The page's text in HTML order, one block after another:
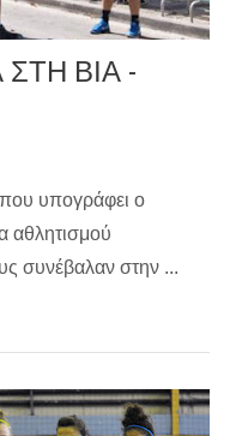
ΣΤΗ ΒΙΑ -
υπογράφει ο
αθλητισμού
συνέβαλαν στην ...